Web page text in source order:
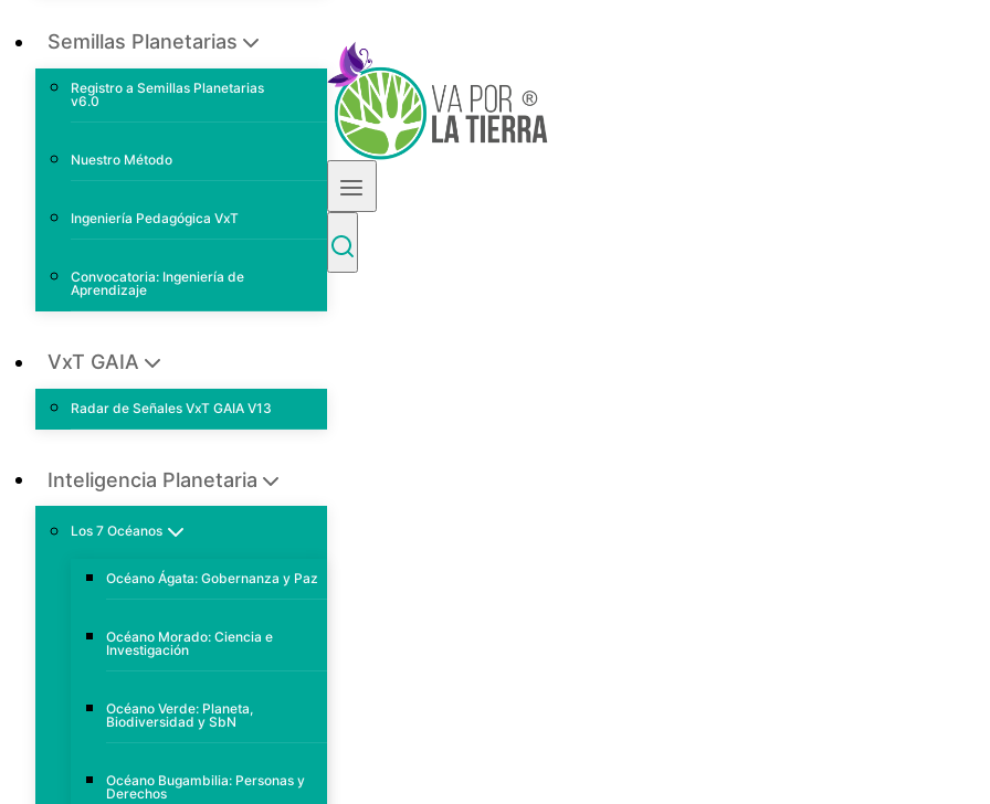
Semillas Planetarias
Registro a Semillas Planetarias
v6.0
Nuestro Método
Ingeniería Pedagógica VxT
Convocatoria: Ingeniería de
Aprendizaje
VxT GAIA
Radar de Señales VxT GAIA V13
Inteligencia Planetaria
Los 7 Océanos
Océano Ágata: Gobernanza y Paz
Océano Morado: Ciencia e
Investigación
Océano Verde: Planeta,
Biodiversidad y SbN
Océano Bugambilia: Personas y
Derechos